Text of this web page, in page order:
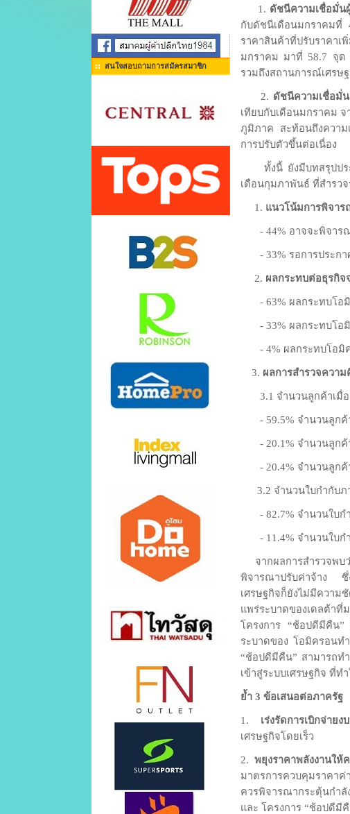
สนใจสอบถามการสมัครสมาชิก
1. ดัชนีความเชื่อมั่น
กับดัชนีเดือนมกราคมที่
ราคาสินค้าที่ปรับราคา
มกราคม มาที่ 58.7 จุด
รวมถึงสถานการณ์เศรษ
2. ดัชนีความเชื่อมั่
เทียบกับเดือนมกราคม
ภูมิภาค สะท้อนถึงความ
การปรับตัวขึ้นต่อเนื่อง
ทั้งนี้ ยังมีบทสรุปประเ
เดือนกุมภาพันธ์ ที่สำรว
1. แนวโน้มการพิจาร
- 44% อาจจะพิจารณ
- 33% รอการประกา
2. ผลกระทบต่อธุรกิจ
- 63% ผลกระทบโอมิ
- 33% ผลกระทบโอมิ
- 4% ผลกระทบโอมิค
3. ผลการสำรวจควา
3.1 จำนวนลูกค้าเมื่อเ
- 59.5% จำนวนลูกค้
- 20.1% จำนวนลูกค้า
- 20.4% จำนวนลูกค้
3.2 จำนวนใบกำกับภ
- 82.7% จำนวนใบก
- 11.4% จำนวนใบกำ
จากผลการสำรวจพบว่
พิจารณาปรับค่าจ้าง ซึ่
เศรษฐกิจก็ยังไม่มีควา
แพร่ระบาดของเดลต้า
โครงการ “ช้อปดีมีคืน”
ระบาดของ โอมิครอนท
“ช้อปดีมีคืน” สามารถทำ
เข้าสู่ระบบเศรษฐกิจ ที่ท
ย้ำ 3 ข้อเสนอต่อภาครัฐ
1. เร่งรัดการเบิกจ่าย
เศรษฐกิจโดยเร็ว
2. พยุงราคาพลังงานให้
มาตรการควบคุมราคาค่
ควรพิจารณากระตุ้นกำลั
และ โครงการ “ช้อปดีมี